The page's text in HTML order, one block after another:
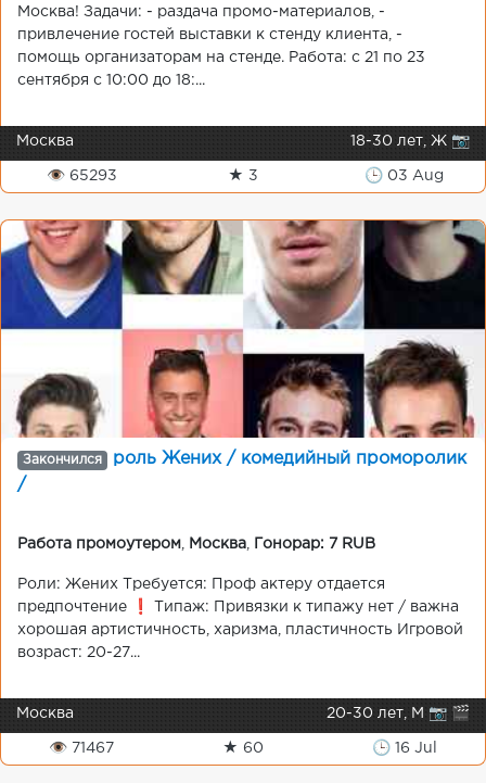
Москва! Задачи: - раздача промо-материалов, -
привлечение гостей выставки к стенду клиента, -
помощь организаторам на стенде. Работа: с 21 по 23
сентября с 10:00 до 18:...
Москва 18-30 лет, Ж 📷
👁 65293 ★ 3 🕒 03 Aug
Закончился
роль Жених / комедийный проморолик
/
Работа промоутером Москва Гонорар: 7 RUB
Роли: Жених Требуется: Проф актеру отдается
предпочтение ❗ Типаж: Привязки к типажу нет / важна
хорошая артистичность, харизма, пластичность Игровой
возраст: 20-27...
Москва 20-30 лет, М 📷 🎬
👁 71467 ★ 60 🕒 16 Jul